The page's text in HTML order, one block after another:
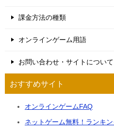
課金方法の種類
オンラインゲーム用語
お問い合わせ・サイトについて
おすすめサイト
オンラインゲームFAQ
ネットゲーム無料！ランキ